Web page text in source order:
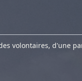
volontaires, d'une